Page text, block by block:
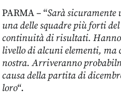
PARMA – “Sarà
una delle squadre più forti del
continuità di risultati.
livello di alcuni elementi, ma
nostra. Arriveranno
causa della partita di
loro“.